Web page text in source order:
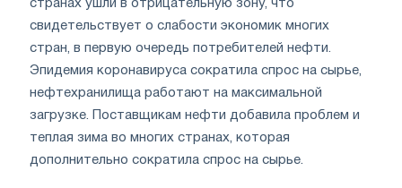
странах ушли в отрицательную зону, что
свидетельствует о слабости экономик многих
стран, в первую очередь потребителей нефти.
Эпидемия коронавируса сократила спрос на сырье,
нефтехранилища работают на максимальной
загрузке. Поставщикам нефти добавила проблем и
теплая зима во многих странах, которая
дополнительно сократила спрос на сырье.